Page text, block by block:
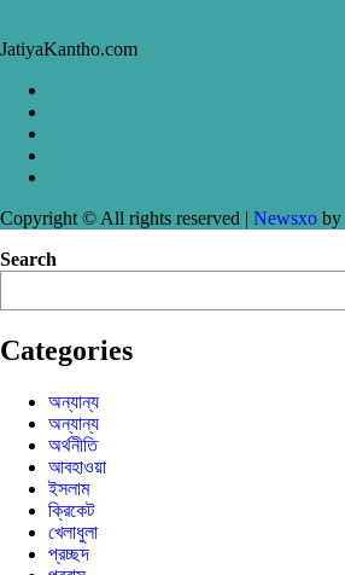
JatiyaKantho.com
Copyright © All rights reserved | Newsxo by
Search
Categories
অন্যান্য
অন্যান্য
অর্থনীতি
আবহাওয়া
ইসলাম
ক্রিকেট
খেলাধুলা
প্রচ্ছদ